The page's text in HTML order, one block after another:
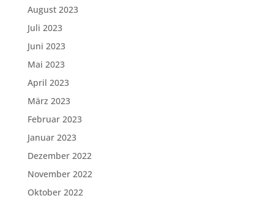
August 2023
Juli 2023
Juni 2023
Mai 2023
April 2023
März 2023
Februar 2023
Januar 2023
Dezember 2022
November 2022
Oktober 2022